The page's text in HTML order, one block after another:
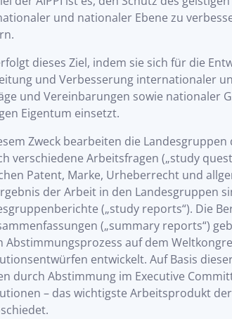
und nationaler Ebene zu
dieses Ziel, indem sie sich für die
und Verbesserung internationaler
und Vereinbarungen sowie nationaler
Eigentum einsetzt.
Zweck bearbeiten die Landesgruppen
verschiedene Arbeitsfragen („study
Patent, Marke, Urheberrecht und
der Arbeit in den Landesgruppen
(„study reports“). Die
(„summary reports“)
Abstimmungsprozess auf dem
entwickelt. Auf Basis
durch Abstimmung im Executive
– das wichtigste Arbeitsprodukt der